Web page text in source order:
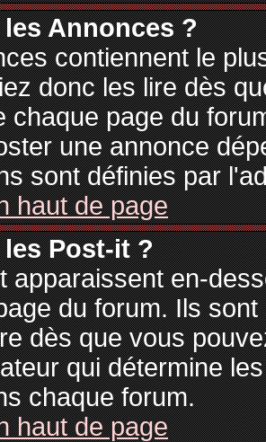
Annonces ?
contiennent le
donc les lire dès
chaque page du
une annonce
sont définies par
haut de page
Post-it ?
apparaissent en-
du forum. Ils
dès que vous
qui détermine
chaque forum.
haut de page